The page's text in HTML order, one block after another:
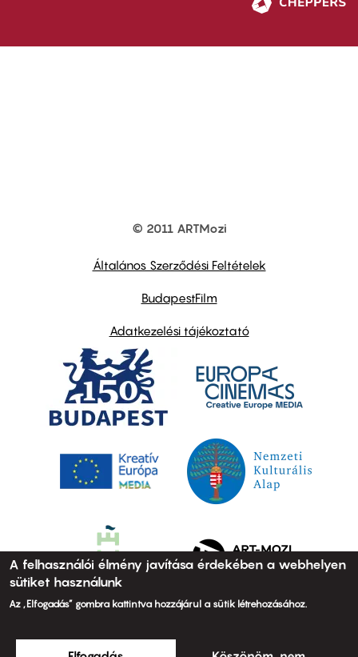
© 2011 ARTMozi
Általános Szerződési Feltételek
BudapestFilm
Adatkezelési tájékoztató
A felhasználói élmény javítása érdekében a webhelyen
sütiket használunk
Az „Elfogadás” gombra kattintva hozzájárul a sütik létrehozásához.